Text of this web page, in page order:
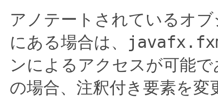
アノテートされているオ
にある場合は、
ンによるアクセスが可能
の場合、注釈付き要素を